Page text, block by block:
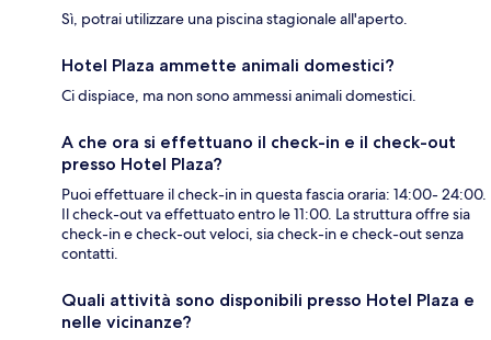
Sì, potrai utilizzare una piscina stagionale all'aperto.
Hotel Plaza ammette animali domestici?
Ci dispiace, ma non sono ammessi animali domestici.
A che ora si effettuano il check-in e il check-out
presso Hotel Plaza?
Puoi effettuare il check-in in questa fascia oraria: 14:00- 24:00.
Il check-out va effettuato entro le 11:00. La struttura offre sia
check-in e check-out veloci, sia check-in e check-out senza
contatti.
Quali attività sono disponibili presso Hotel Plaza e
nelle vicinanze?